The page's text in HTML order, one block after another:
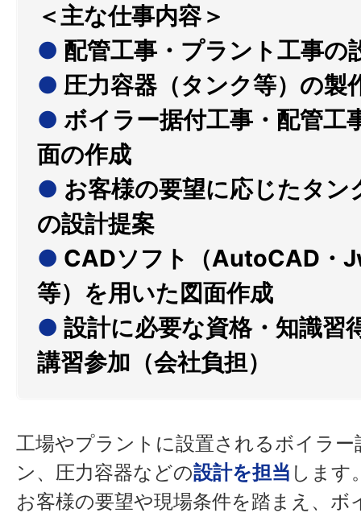
＜主な仕事内容＞
● 配管工事・プラント工事の
● 圧力容器（タンク等）の製
● ボイラー据付工事・配管工
面の作成
● お客様の要望に応じたタン
の設計提案
● CADソフト（AutoCAD・
等）を用いた図面作成
● 設計に必要な資格・知識習
講習参加（会社負担）
工場やプラントに設置されるボイラー
ン、圧力容器などの設計を担当 します
お客様の要望や現場条件を踏まえ、ボ